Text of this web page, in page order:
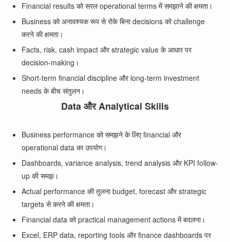
Financial results को सरल operational terms में समझाने की क्षमता।
Business को अनावश्यक रूप से रोके बिना decisions को challenge
करने की क्षमता।
Facts, risk, cash impact और strategic value के आधार पर
decision-making।
Short-term financial discipline और long-term investment
needs के बीच संतुलन।
Data और Analytical Skills
Business performance को समझने के लिए financial और
operational data का उपयोग।
Dashboards, variance analysis, trend analysis और KPI follow-
up की समझ।
Actual performance की तुलना budget, forecast और strategic
targets से करने की क्षमता।
Financial data को practical management actions में बदलना।
Excel, ERP data, reporting tools और finance dashboards पर